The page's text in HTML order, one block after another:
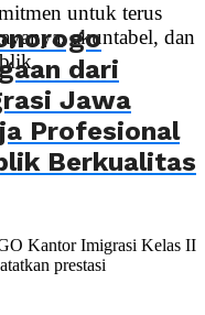
untuk terus
akuntabel, dan
dari
Jawa
Profesional
Berkualitas
Kantor Imigrasi Kelas II
prestasi